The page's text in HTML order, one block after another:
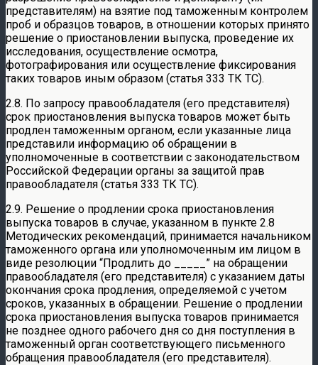
представителям) на взятие под таможенным контролем
проб и образцов товаров, в отношении которых принято
решение о приостановлении выпуска, проведение их
исследования, осуществление осмотра,
фотографирования или осуществление фиксирования
таких товаров иным образом (статья 333 ТК ТС).
2.8. По запросу правообладателя (его представителя)
срок приостановления выпуска товаров может быть
продлен таможенным органом, если указанные лица
представили информацию об обращении в
уполномоченные в соответствии с законодательством
Российской Федерации органы за защитой прав
правообладателя (статья 333 ТК ТС).
2.9. Решение о продлении срока приостановления
выпуска товаров в случае, указанном в пункте 2.8
Методических рекомендаций, принимается начальником
таможенного органа или уполномоченным им лицом в
виде резолюции “Продлить до _____” на обращении
правообладателя (его представителя) с указанием даты
окончания срока продления, определяемой с учетом
сроков, указанных в обращении. Решение о продлении
срока приостановления выпуска товаров принимается
не позднее одного рабочего дня со дня поступления в
таможенный орган соответствующего письменного
обращения правообладателя (его представителя).